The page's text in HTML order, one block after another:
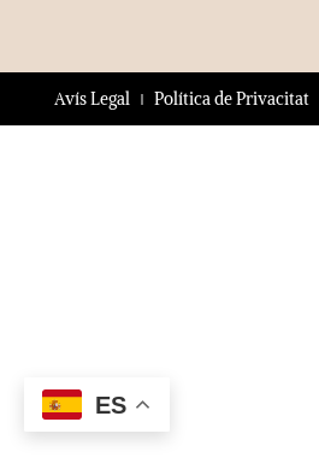
Avís Legal Política de Privacitat
ES